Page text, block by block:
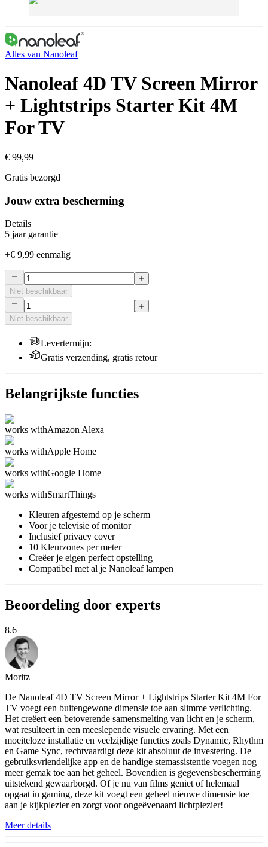
Alles van Nanoleaf
Nanoleaf 4D TV Screen Mirror
+ Lightstrips Starter Kit 4M
For TV
€ 99,99
Gratis bezorgd
Jouw extra bescherming
Details
5 jaar garantie
+€ 9,99 eenmalig
Niet beschikbaar
Niet beschikbaar
Levertermijn:
Gratis verzending, gratis retour
Belangrijkste functies
works withAmazon Alexa
works withApple Home
works withGoogle Home
works withSmartThings
Kleuren afgestemd op je scherm
Voor je televisie of monitor
Inclusief privacy cover
10 Kleurzones per meter
Creëer je eigen perfect opstelling
Compatibel met al je Nanoleaf lampen
Beoordeling door experts
8.6
Moritz
De Nanoleaf 4D TV Screen Mirror + Lightstrips Starter Kit 4M For
TV voegt een buitengewone dimensie toe aan slimme verlichting.
Het creëert een betoverende samensmelting van licht en je scherm,
wat resulteert in een meeslepende visuele ervaring. Met een
moeiteloze installatie en veelzijdige functies zoals Dynamic, Rhythm
en Game Sync, rechtvaardigt deze kit absoluut de investering. De
gebruiksvriendelijke app en de handige stemassistentie voegen nog
meer gemak toe aan het geheel. Bovendien is gegevensbescherming
uitstekend gewaarborgd. Of je nu van films geniet of helemaal
opgaat in gaming, deze kit voegt een geheel nieuwe dimensie toe
aan je kijkplezier en zorgt voor ongeëvenaard lichtplezier!
Meer details